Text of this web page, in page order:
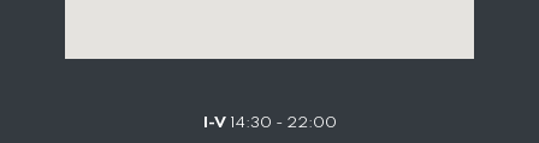
I-V14:30 - 22:00